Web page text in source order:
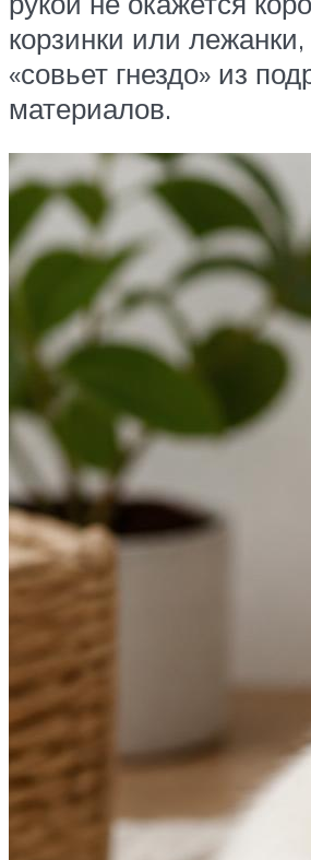
корзинки или
«совьет гнездо» из
материалов.